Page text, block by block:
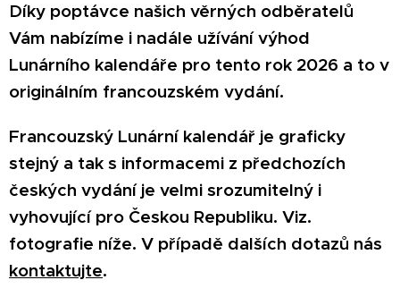
Díky poptávce našich věrných odběratelů
Vám nabízíme i nadále užívání výhod
Lunárního kalendáře pro tento rok 2026 a to v
originálním francouzském vydání.
Francouzský Lunární kalendář je graficky
stejný a tak s informacemi z předchozích
českých vydání je velmi srozumitelný i
vyhovující pro Českou Republiku. Viz.
fotografie níže. V případě dalších dotazů nás
kontaktujte.